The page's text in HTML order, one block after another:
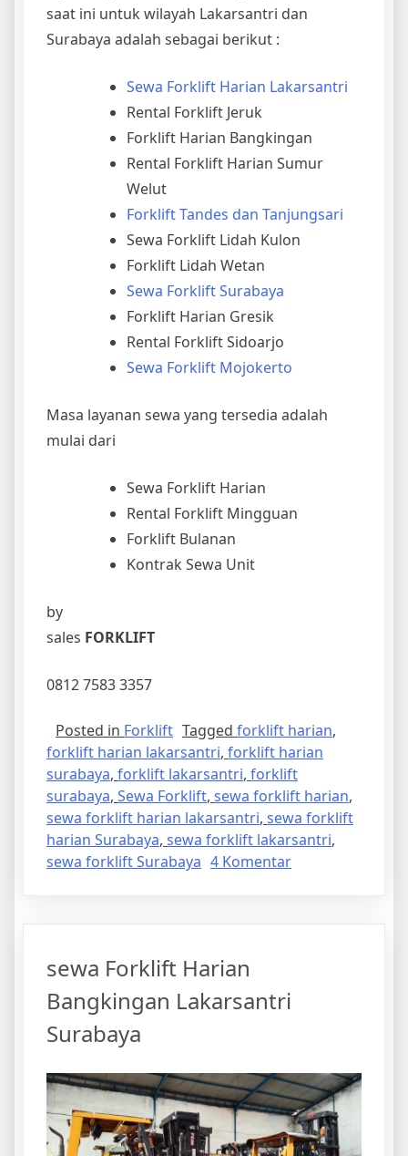
saat ini untuk wilayah Lakarsantri dan
Surabaya adalah sebagai berikut :
Sewa Forklift Harian Lakarsantri
Rental Forklift Jeruk
Forklift Harian Bangkingan
Rental Forklift Harian Sumur
Welut
Forklift Tandes dan Tanjungsari
Sewa Forklift Lidah Kulon
Forklift Lidah Wetan
Sewa Forklift Surabaya
Forklift Harian Gresik
Rental Forklift Sidoarjo
Sewa Forklift Mojokerto
Masa layanan sewa yang tersedia adalah
mulai dari
Sewa Forklift Harian
Rental Forklift Mingguan
Forklift Bulanan
Kontrak Sewa Unit
by
sales FORKLIFT
0812 7583 3357
Posted in Forklift Tagged forklift harian,
forklift harian lakarsantri, forklift harian
surabaya, forklift lakarsantri, forklift
surabaya, Sewa Forklift, sewa forklift harian,
sewa forklift harian lakarsantri, sewa forklift
harian Surabaya, sewa forklift lakarsantri,
sewa forklift Surabaya 4 Komentarpada
sewa Forklift Harian
Bangkingan Lakarsantri
Surabaya